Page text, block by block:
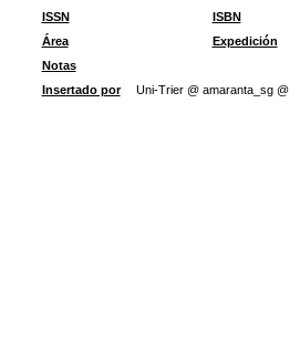
ISSN
ISBN
Área
Expedición
Notas
Insertado por
Uni-Trier @ amaranta_sg @